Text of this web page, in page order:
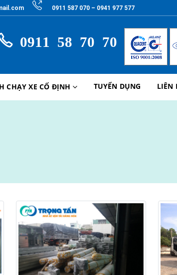
0911 587 070 – 0941 977 577
0911 58 70 70
CHẠY XE CỐ ĐỊNH TUYỂN DỤNG LIÊN